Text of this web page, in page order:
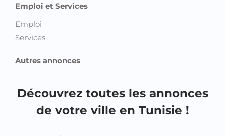
Emploi et Services
Emploi
Services
Autres annonces
Découvrez toutes les annonces
de votre ville en Tunisie !